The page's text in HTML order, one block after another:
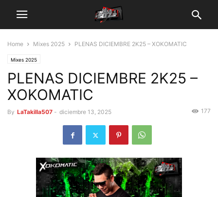
Home Mixes 2025 PLENAS DICIEMBRE 2K25 – XOKOMATIC
Mixes 2025
PLENAS DICIEMBRE 2K25 –
XOKOMATIC
By LaTakilla507 - diciembre 13, 2025 177